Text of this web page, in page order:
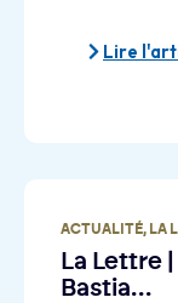
Lire
ACTUALITÉ, LA
La Lettre
Bastia…